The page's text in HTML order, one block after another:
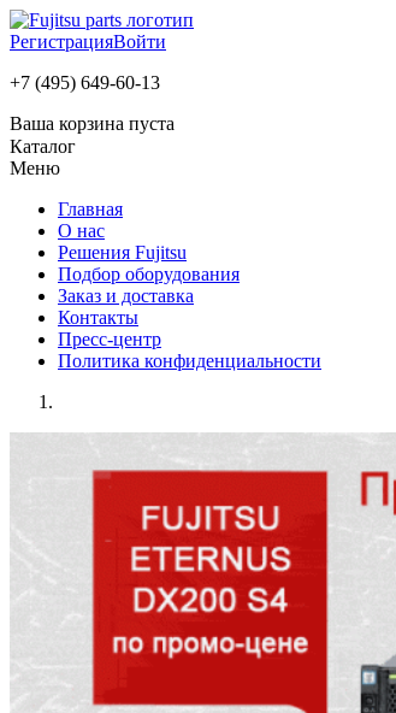
РегистрацияВойти
+7 (495) 649-60-13
Ваша корзина пуста
Каталог
Меню
Главная
О нас
Решения Fujitsu
Подбор оборудования
Заказ и доставка
Контакты
Пресс-центр
Политика конфиденциальности